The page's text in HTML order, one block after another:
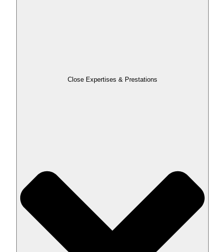
Close Expertises & Prestations